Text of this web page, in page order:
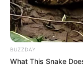
BUZZDAY
What This Snake